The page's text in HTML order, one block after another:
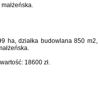
ha, działka budowlana 850 m2,
18600 zł.